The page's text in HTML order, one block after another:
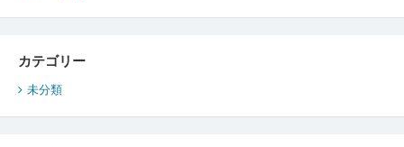
カテゴリー
未分類